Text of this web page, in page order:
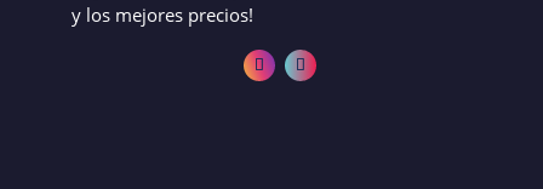
y los mejores precios!